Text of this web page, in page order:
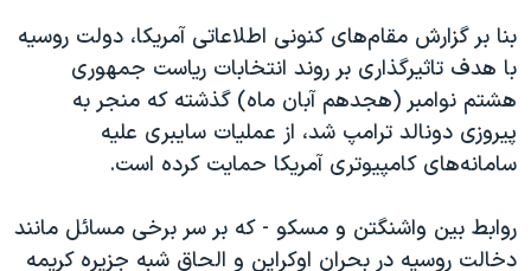
بنا بر گزارش مقام‌های کنونی اطلاعاتی آمریکا، دولت روسیه
با هدف تاثیرگذاری بر روند انتخابات ریاست جمهوری
هشتم نوامبر (هجدهم آبان ماه) گذشته که منجر به
پیروزی دونالد ترامپ شد، از عملیات سایبری علیه
سامانه‌های کامپیوتری آمریکا حمایت کرده‌ است.
روابط بین واشنگتن و مسکو - که بر سر برخی مسائل مانند
دخالت روسیه در بحران اوکراین و الحاق شبه جزیره کریمه